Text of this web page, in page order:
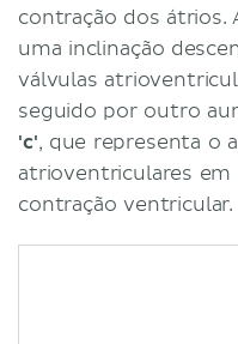
contração dos átrios.
uma inclinação
válvulas
seguido por outro
'c', que representa o
atrioventriculares em
contração ventricular.